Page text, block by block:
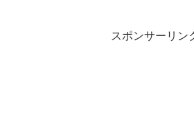
スポンサーリン